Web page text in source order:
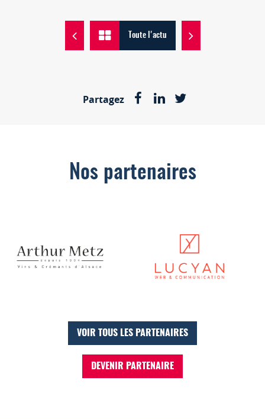
Toute l'actu
Partagez
Nos partenaires
VOIR TOUS LES PARTENAIRES
DEVENIR PARTENAIRE